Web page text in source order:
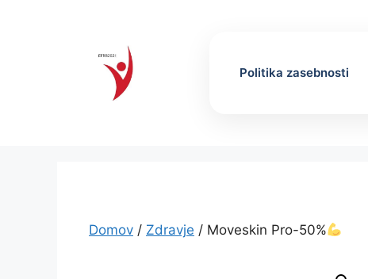
Politika zasebnosti
Domov / Zdravje / Moveskin Pro-50%